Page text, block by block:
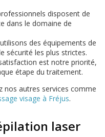
disposent de
dans le domaine de
des équipements de
sécurité les plus strictes.
est notre priorité,
étape du traitement.
nos autres services comme
visage à Fréjus.
laser